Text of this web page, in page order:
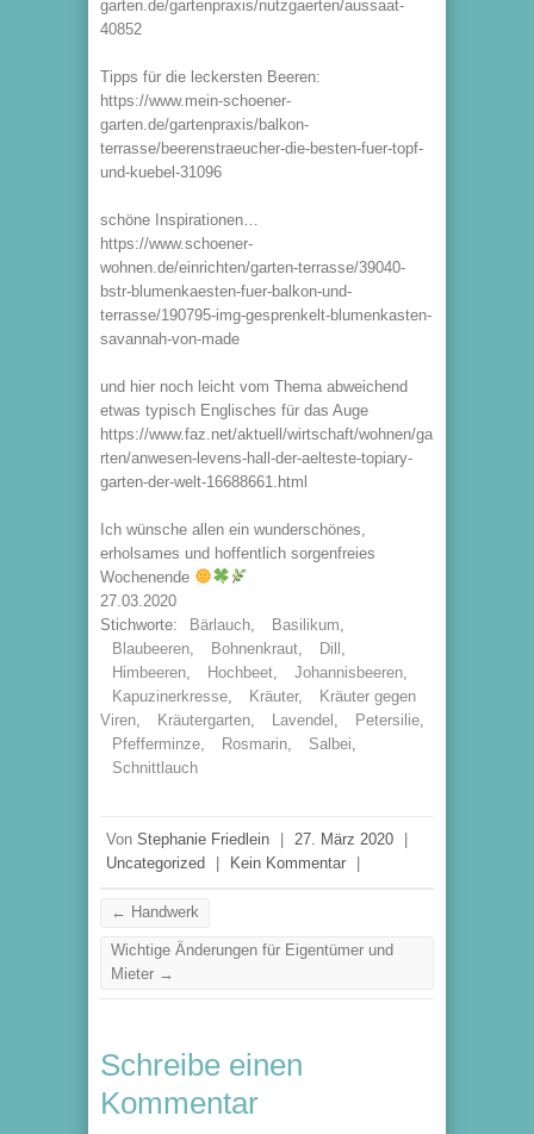
garten.de/gartenpraxis/nutzgaerten/aussaat-
40852
Tipps für die leckersten Beeren:
https://www.mein-schoener-
garten.de/gartenpraxis/balkon-
terrasse/beerenstraeucher-die-besten-fuer-topf-
und-kuebel-31096
schöne Inspirationen…
https://www.schoener-
wohnen.de/einrichten/garten-terrasse/39040-
bstr-blumenkaesten-fuer-balkon-und-
terrasse/190795-img-gesprenkelt-blumenkasten-
savannah-von-made
und hier noch leicht vom Thema abweichend
etwas typisch Englisches für das Auge
https://www.faz.net/aktuell/wirtschaft/wohnen/ga
rten/anwesen-levens-hall-der-aelteste-topiary-
garten-der-welt-16688661.html
Ich wünsche allen ein wunderschönes,
erholsames und hoffentlich sorgenfreies
Wochenende
27.03.2020
Stichworte:
Bärlauch, Basilikum,
Blaubeeren, Bohnenkraut, Dill ,
Himbeeren, Hochbeet, Johannisbeeren,
Kapuzinerkresse, Kräuter,
Kräuter gegen
Viren, Kräutergarten, Lavendel , Petersilie,
Pfefferminze, Rosmarin, Salbei,
Schnittlauch
Von Stephanie Friedlein 27. März 2020
Uncategorized
Kein Kommentar
← Handwerk
Wichtige Änderungen für Eigentümer und
Mieter →
Schreibe einen
Kommentar